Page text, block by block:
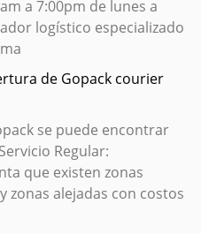
a 7:00pm de lunes a
logístico especializado
de Gopack courier
se puede encontrar
Regular:
que existen zonas
zonas alejadas con costos